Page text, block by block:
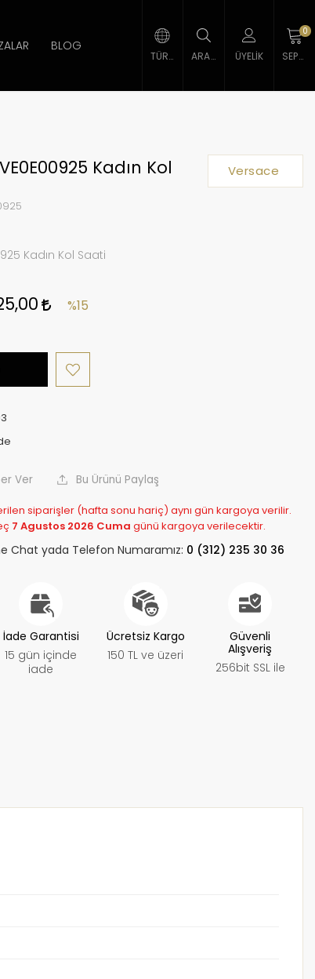
BLOG
ÜYELIK
0
Versace
Kadın Kol
Kadın Kol Saati
%15
Ver Bu Ürünü Paylaş
siparişler (hafta sonu hariç) aynı gün kargoya verilir.
7 Agustos 2026 Cuma günü kargoya verilecektir.
Chat yada Telefon Numaramız: 0 (312) 235 30 36
İade Garantisi
15 gün içinde
iade
Ücretsiz Kargo
150 TL ve üzeri
Güvenli
Alışveriş
256bit SSL ile